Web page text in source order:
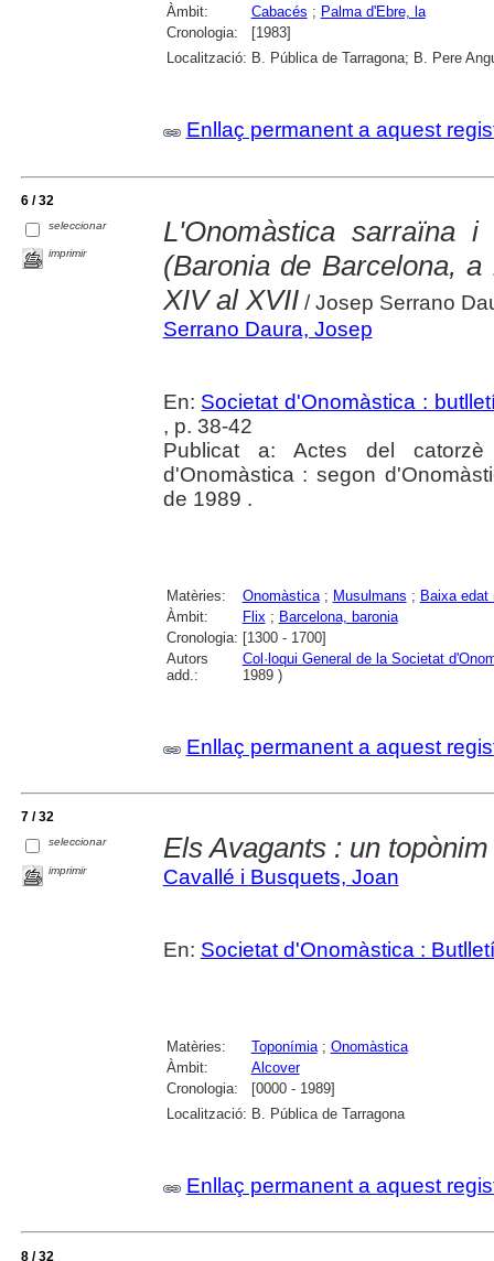
Àmbit:
Cabacés ; Palma d'Ebre, la
Cronologia:
[1983]
Localització: B. Pública de Tarragona; B. Pere
Enllaç permanent a aquest
6 / 32
seleccionar
imprimir
L'Onomàstica sarraïna
(Baronia de Barcelona,
XIV al XVII/ Josep Serrano
Serrano Daura, Josep
En: Societat d'Onomàstica :
, p. 38-42
Publicat a: Actes del
d'Onomàstica : segon
de 1989 .
Matèries: Onomàstica; Musulmans ; Baixa edat
Àmbit:
Flix ; Barcelona, baronia
Cronologia: [1300 - 1700]
Autors
add.:
Col·loqui General de la Societat
1989 )
Enllaç permanent a aquest
7 / 32
seleccionar
imprimir
Els Avagants : un
Cavallé i Busquets, Joan
En: Societat d'Onomàstica :
Matèries: Toponímia; Onomàstica
Àmbit:
Alcover
Cronologia:
[0000 - 1989]
Localització: B. Pública de Tarragona
Enllaç permanent a aquest
8 / 32